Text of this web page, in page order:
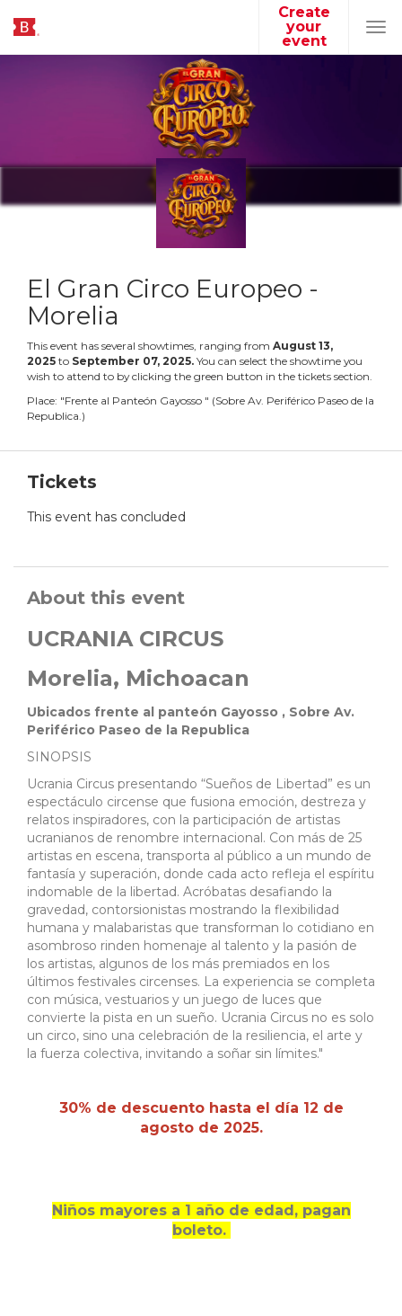
Create
your
event
El Gran Circo Europeo -
Morelia
This event has several showtimes, ranging from August 13,
2025 to September 07, 2025. You can select the showtime you
wish to attend to by clicking the green button in the tickets section.
Place: "Frente al Panteón Gayosso " (Sobre Av. Periférico Paseo de la
Republica.)
Tickets
This event has concluded
About this event
UCRANIA CIRCUS
Morelia, Michoacan
Ubicados frente al panteón Gayosso , Sobre Av.
Periférico Paseo de la Republica
SINOPSIS
Ucrania Circus presentando “Sueños de Libertad” es un
espectáculo circense que fusiona emoción, destreza y
relatos inspiradores, con la participación de artistas
ucranianos de renombre internacional. Con más de 25
artistas en escena, transporta al público a un mundo de
fantasía y superación, donde cada acto refleja el espíritu
indomable de la libertad. Acróbatas desafiando la
gravedad, contorsionistas mostrando la flexibilidad
humana y malabaristas que transforman lo cotidiano en
asombroso rinden homenaje al talento y la pasión de
los artistas, algunos de los más premiados en los
últimos festivales circenses. La experiencia se completa
con música, vestuarios y un juego de luces que
convierte la pista en un sueño. Ucrania Circus no es solo
un circo, sino una celebración de la resiliencia, el arte y
la fuerza colectiva, invitando a soñar sin límites."
30% de descuento hasta el día 12 de
agosto de 2025.
Niños mayores a 1 año de edad, pagan
boleto.